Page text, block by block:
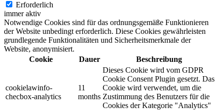
Erforderlich
immer aktiv
Notwendige Cookies sind für das ordnungsgemäße Funktionieren
der Website unbedingt erforderlich. Diese Cookies gewährleisten
grundlegende Funktionalitäten und Sicherheitsmerkmale der
Website, anonymisiert.
Cookie
Dauer Beschreibung
cookielawinfo-
checbox-analytics
11
months
Dieses Cookie wird vom GDPR
Cookie Consent Plugin gesetzt. Das
Cookie wird verwendet, um die
Zustimmung des Benutzers für die
Cookies der Kategorie "Analytics"